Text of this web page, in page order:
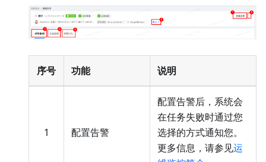
序号 功能 说明
1 配置告警
配置告警后，系统会
在任务失败时通过您
选择的方式通知您。
更多信息，请参见运